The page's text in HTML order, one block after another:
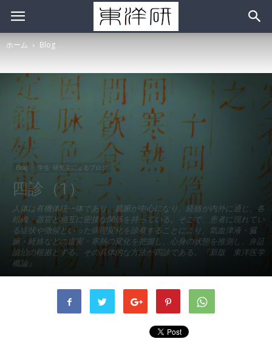
ホーム Blog
Blog 学生･研究生によるブログ
四診（1）
人体は有機体統一体であり、臓腑が中心になり、経絡が内外に通じ、各
組織・器官と相互に密接な関係を持っている。そこで、患者に現れてい
る症状や徴候といった病理変化を診察することにより、気血津液・臓
腑・経絡などの虚実・寒熱の変化を把握し、心身の状態を推測し、弁証
論治の根拠とする。その具体的な方法が四診である。『新版 東洋医学
概論』
書者 稲垣 英伸 - 2020年3月24日 2576 0